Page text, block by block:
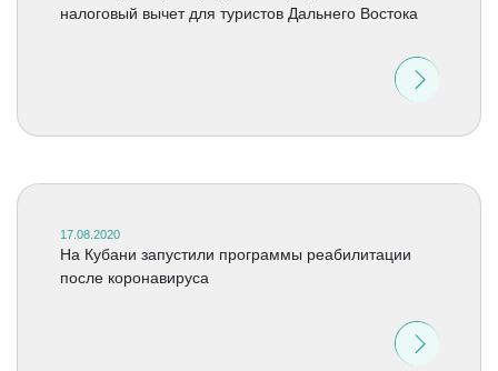
налоговый вычет для туристов Дальнего Востока
17.08.2020
На Кубани запустили программы реабилитации
после коронавируса